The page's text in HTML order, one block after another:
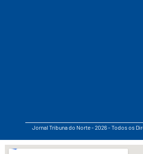
Jornal Tribuna do Norte - 2026 - Todos os